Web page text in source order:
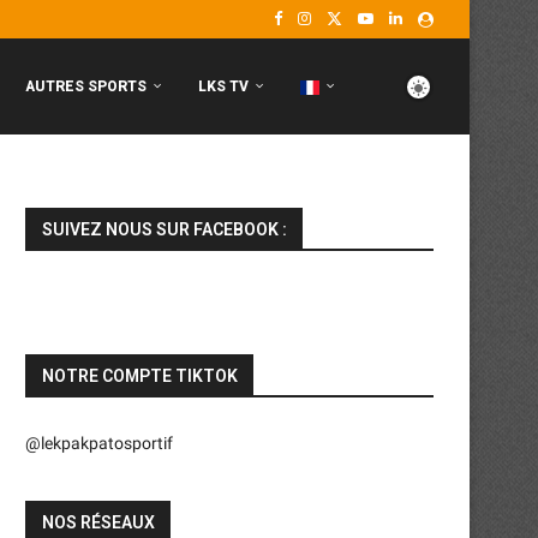
AUTRES SPORTS LKS TV
SUIVEZ NOUS SUR FACEBOOK :
NOTRE COMPTE TIKTOK
@lekpakpatosportif
NOS RÉSEAUX